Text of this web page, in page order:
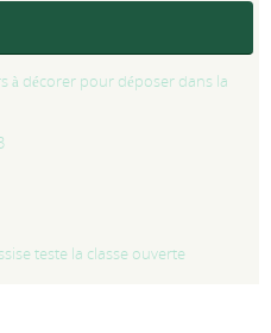
à décorer pour déposer dans la
teste la classe ouverte